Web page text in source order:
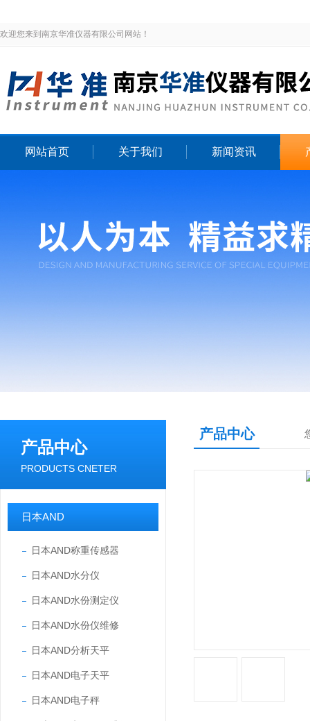
欢迎您来到南京华准仪器有限公司网站！
网站首页 关于我们 新闻资讯
产品中心
PRODUCTS CNETER
日本AND
日本AND称重传感器
日本AND水分仪
日本AND水份测定仪
日本AND水份仪维修
日本AND分析天平
日本AND电子天平
日本AND电子秤
产品中心